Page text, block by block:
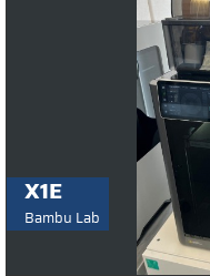
X1E
Bambu Lab